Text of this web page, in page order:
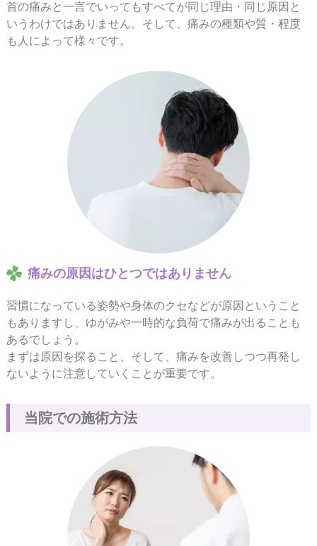
首の痛みと一言でいってもすべてが同じ理由・同じ原因と
いうわけではありません。そして、痛みの種類や質・程度
も人によって様々です。
痛みの原因はひとつではありません
習慣になっている姿勢や身体のクセなどが原因ということ
もありますし、ゆがみや一時的な負荷で痛みが出ることも
あるでしょう。
まずは原因を探ること、そして、痛みを改善しつつ再発し
ないように注意していくことが重要です。
当 院での施術方法